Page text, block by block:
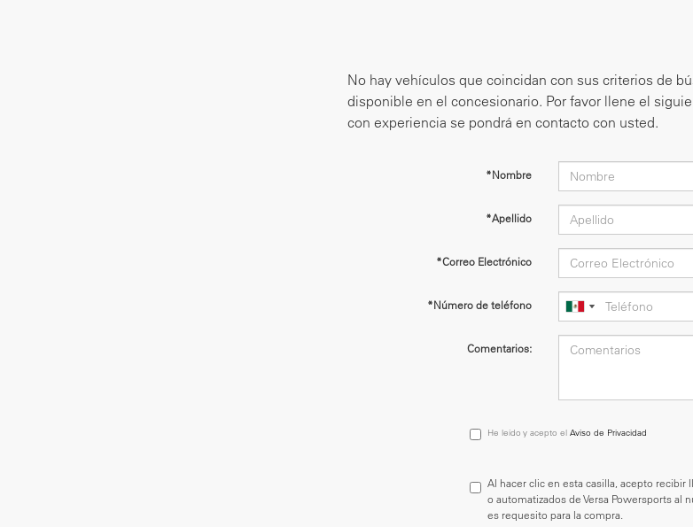
No hay vehículos que coincidan con sus criterios de
disponible en el concesionario. Por favor llene el
con experiencia se pondrá en contacto con usted.
*Nombre
*Apellido
*Correo Electrónico
*Número de teléfono
Comentarios:
He
acepto
He leído y acepto el Aviso de Privacidad
Al hacer clic en esta casilla, acepto
o automatizados de Versa Powersports
es requesito para la compra.